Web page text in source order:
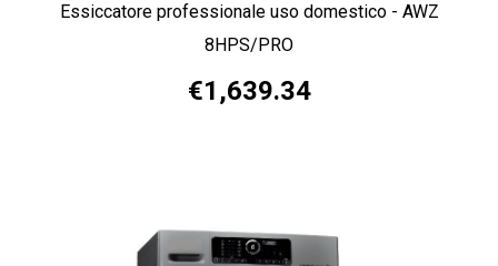
Essiccatore professionale uso domestico - AWZ
8HPS/PRO
€1,639.34